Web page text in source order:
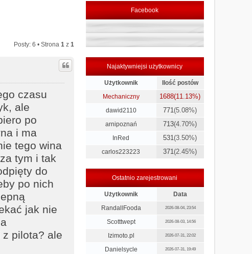
Posty: 6 • Strona 1z 1
czasu
ale
po
i ma
tego wina
tym i tak
do
po nich
jak nie
z pilota? ale
Facebook
Najaktywniejsi użytkownicy
Użytkownik
Ilość postów
Mechaniczny
1688(11.13%)
dawid2110 771(5.08%)
arnipoznań 713(4.70%)
InRed 531(3.50%)
carlos223223 371(2.45%)
Ostatnio zarejestrowani
Użytkownik
Data
RandallFooda
2026-08-04, 23:54
Scotttwept 2026-08-03, 14:56
Izimoto.pl 2026-07-31, 22:02
Danielsycle 2026-07-31, 19:49